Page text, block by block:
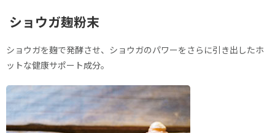
ショウガ麹粉末
ショウガを麹で発酵させ、ショウガのパワーをさらに引き出したホ
ットな健康サポート成分。